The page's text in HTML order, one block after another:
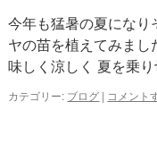
今年も猛暑の夏になり
ヤの苗を植えてみまし
味しく涼しく 夏を乗
カテゴリー: ブログ | コメント